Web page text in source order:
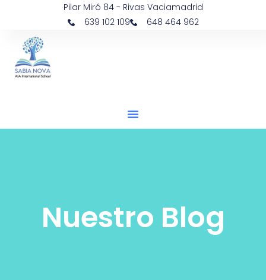
Pilar Miró 84 - Rivas Vaciamadrid
639 102 109
648 464 962
Nuestro Blog